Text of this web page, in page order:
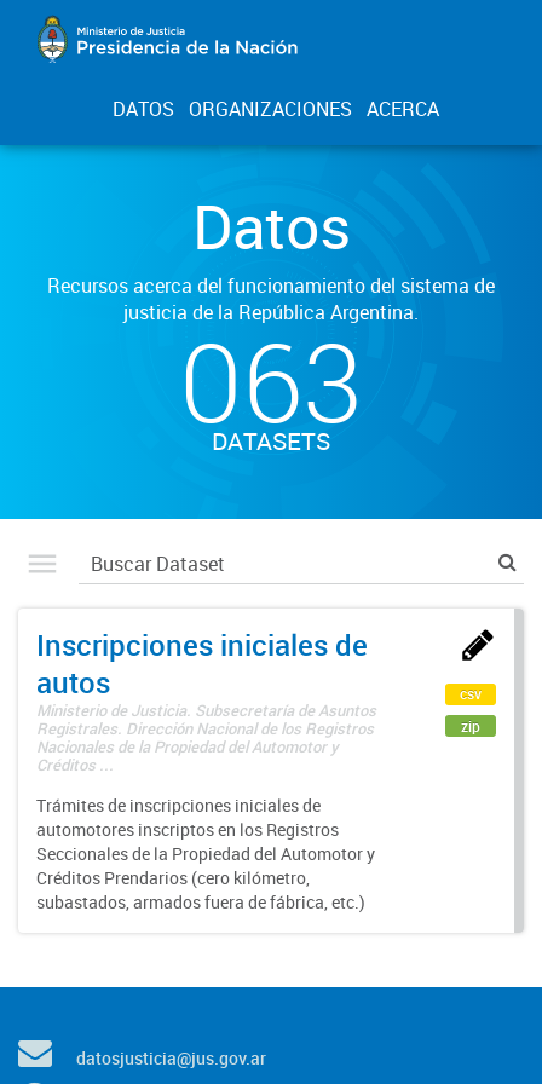
DATOS ORGANIZACIONES ACERCA
Datos
Recursos acerca del funcionamiento del sistema de
justicia de la República Argentina.
063
DATASETS
Inscripciones iniciales de
autos
Ministerio de Justicia. Subsecretaría de Asuntos
Registrales. Dirección Nacional de los Registros
Nacionales de la Propiedad del Automotor y
Créditos ...
Trámites de inscripciones iniciales de
automotores inscriptos en los Registros
Seccionales de la Propiedad del Automotor y
Créditos Prendarios (cero kilómetro,
subastados, armados fuera de fábrica, etc.)
csv
zip
datosjusticia@jus.gov.ar